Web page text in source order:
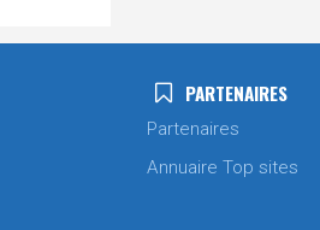
PARTENAIRES
Partenaires
Annuaire Top sites